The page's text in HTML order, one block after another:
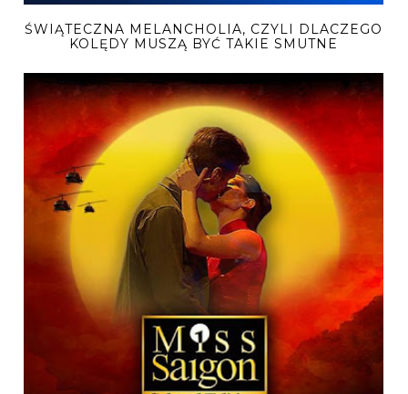
ŚWIĄTECZNA MELANCHOLIA, CZYLI DLACZEGO
KOLĘDY MUSZĄ BYĆ TAKIE SMUTNE